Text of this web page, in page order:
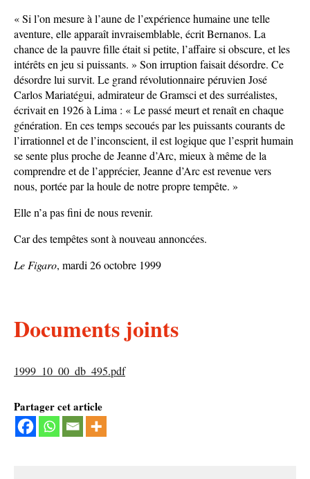
« Si l’on mesure à l’aune de l’expérience humaine une telle
aventure, elle apparaît invraisemblable, écrit Bernanos. La
chance de la pauvre fille était si petite, l’affaire si obscure, et les
intérêts en jeu si puissants. » Son irruption faisait désordre. Ce
désordre lui survit. Le grand révolutionnaire péruvien José
Carlos Mariatégui, admirateur de Gramsci et des surréalistes,
écrivait en 1926 à Lima : « Le passé meurt et renaît en chaque
génération. En ces temps secoués par les puissants courants de
l’irrationnel et de l’inconscient, il est logique que l’esprit humain
se sente plus proche de Jeanne d’Arc, mieux à même de la
comprendre et de l’apprécier, Jeanne d’Arc est revenue vers
nous, portée par la houle de notre propre tempête. »
Elle n’a pas fini de nous revenir.
Car des tempêtes sont à nouveau annoncées.
Le Figaro, mardi 26 octobre 1999
Documents joints
1999_10_00_db_495.pdf
Partager cet article